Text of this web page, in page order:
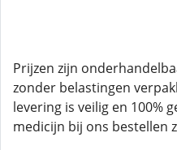
Prijzen zijn
zonder belastingen
levering is veilig en 100%
medicijn bij ons bestellen